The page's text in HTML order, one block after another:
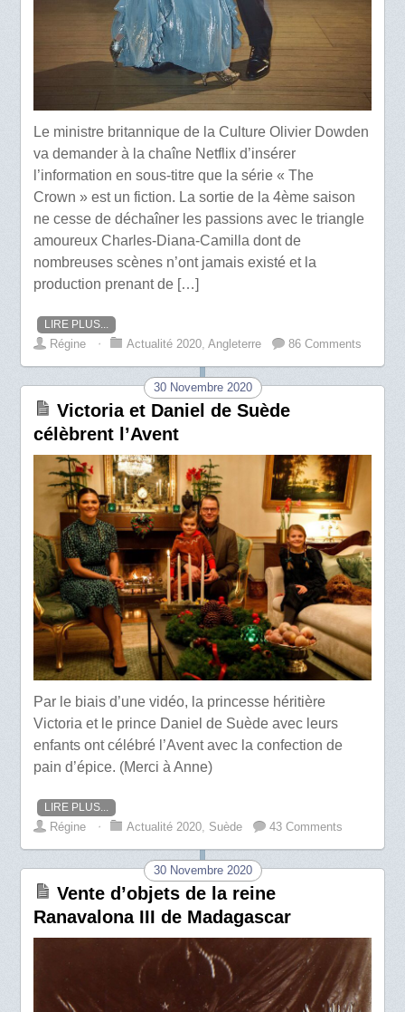
Le ministre britannique de la Culture Olivier Dowden
va demander à la chaîne Netflix d’insérer
l’information en sous-titre que la série « The
Crown » est un fiction. La sortie de la 4ème saison
ne cesse de déchaîner les passions avec le triangle
amoureux Charles-Diana-Camilla dont de
nombreuses scènes n’ont jamais existé et la
production prenant de […]
LIRE PLUS...
Régine ⋅ Actualité 2020,Angleterre 86 Comments
30 Novembre 2020
Victoria et Daniel de Suède
célèbrent l’Avent
Par le biais d’une vidéo, la princesse héritière
Victoria et le prince Daniel de Suède avec leurs
enfants ont célébré l’Avent avec la confection de
pain d’épice. (Merci à Anne)
LIRE PLUS...
Régine ⋅ Actualité 2020 Suède 43 Comments
30 Novembre 2020
Vente d’objets de la reine
Ranavalona III de Madagascar